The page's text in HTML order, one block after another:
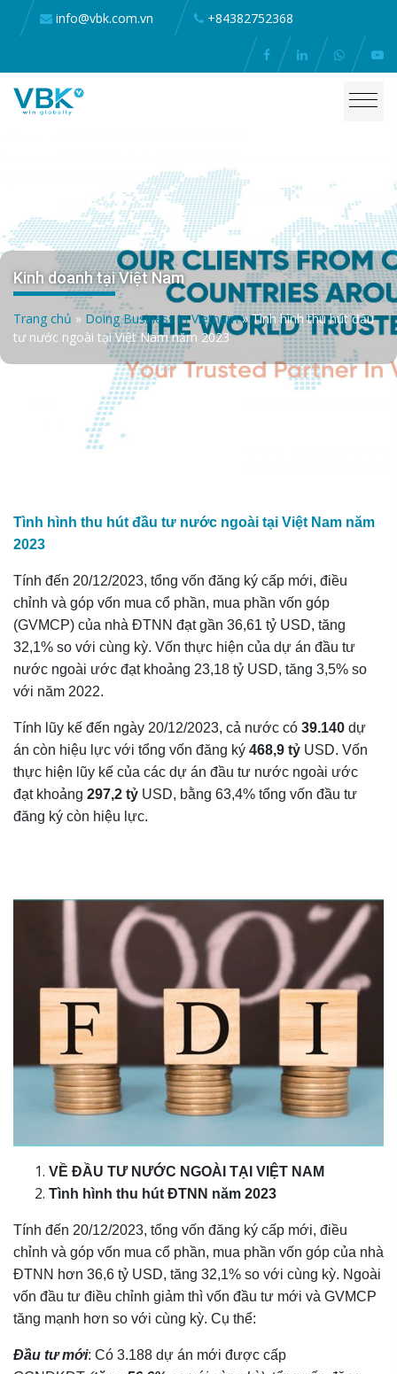
info@vbk.com.vn +84382752368
Kinh doanh tại Việt Nam
Trang chủ » Doing Business in Vietnam»Tình hình thu hút đầu
tư nước ngoài tại Việt Nam năm 2023
Tình hình thu hút đầu tư nước ngoài tại Việt Nam năm
2023
Tính đến 20/12/2023, tổng vốn đăng ký cấp mới, điều
chỉnh và góp vốn mua cổ phần, mua phần vốn góp
(GVMCP) của nhà ĐTNN đạt gần 36,61 tỷ USD, tăng
32,1% so với cùng kỳ. Vốn thực hiện của dự án đầu tư
nước ngoài ước đạt khoảng 23,18 tỷ USD, tăng 3,5% so
với năm 2022.
Tính lũy kế đến ngày 20/12/2023, cả nước có 39.140 dự
án còn hiệu lực với tổng vốn đăng ký 468,9 tỷ USD. Vốn
thực hiện lũy kế của các dự án đầu tư nước ngoài ước
đạt khoảng 297,2 tỷ USD, bằng 63,4% tổng vốn đầu tư
đăng ký còn hiệu lực.
VỀ ĐẦU TƯ NƯỚC NGOÀI TẠI VIỆT NAM
Tình hình thu hút ĐTNN năm 2023
Tính đến 20/12/2023, tổng vốn đăng ký cấp mới, điều
chỉnh và góp vốn mua cổ phần, mua phần vốn góp của nhà
ĐTNN hơn 36,6 tỷ USD, tăng 32,1% so với cùng kỳ. Ngoài
vốn đầu tư điều chỉnh giảm thì vốn đầu tư mới và GVMCP
tăng mạnh hơn so với cùng kỳ. Cụ thể:
Đầu tư mới: Có 3.188 dự án mới được cấp